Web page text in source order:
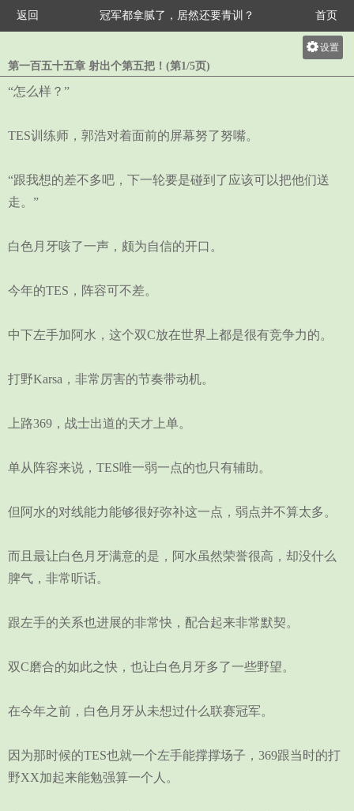
返回 冠军都拿腻了，居然还要青训？ 首页
设置
第一百五十五章 射出个第五把！(第1/5页)
“怎么样？”
TES训练师，郭浩对着面前的屏幕努了努嘴。
“跟我想的差不多吧，下一轮要是碰到了应该可以把他们送
走。”
白色月牙咳了一声，颇为自信的开口。
今年的TES，阵容可不差。
中下左手加阿水，这个双C放在世界上都是很有竞争力的。
打野Karsa，非常厉害的节奏带动机。
上路369，战士出道的天才上单。
单从阵容来说，TES唯一弱一点的也只有辅助。
但阿水的对线能力能够很好弥补这一点，弱点并不算太多。
而且最让白色月牙满意的是，阿水虽然荣誉很高，却没什么
脾气，非常听话。
跟左手的关系也进展的非常快，配合起来非常默契。
双C磨合的如此之快，也让白色月牙多了一些野望。
在今年之前，白色月牙从未想过什么联赛冠军。
因为那时候的TES也就一个左手能撑撑场子，369跟当时的打
野XX加起来能勉强算一个人。